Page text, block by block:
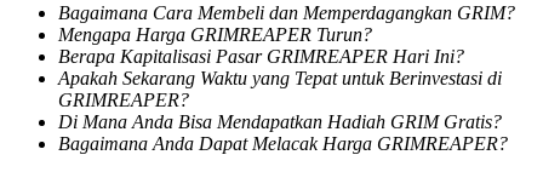
Bagaimana Cara Membeli dan Memperdagangkan GRIM?
Mengapa Harga GRIMREAPER Turun?
Berapa Kapitalisasi Pasar GRIMREAPER Hari Ini?
Apakah Sekarang Waktu yang Tepat untuk Berinvestasi di
GRIMREAPER?
Di Mana Anda Bisa Mendapatkan Hadiah GRIM Gratis?
Bagaimana Anda Dapat Melacak Harga GRIMREAPER?